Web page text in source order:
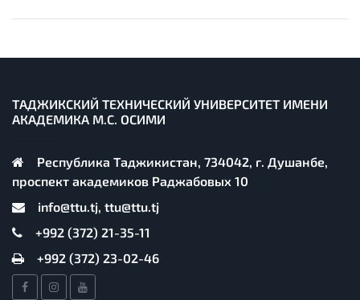
ТАДЖИКСКИЙ ТЕХНИЧЕСКИЙ УНИВЕРСИТЕТ ИМЕНИ
АКАДЕМИКА М.С. ОСИМИ
Республика Таджикистан, 734042, г. Душанбе,
проспект академиков Раджабовых 10
info@ttu.tj, ttu@ttu.tj
+992 (372) 21-35-11
+992 (372) 23-02-46